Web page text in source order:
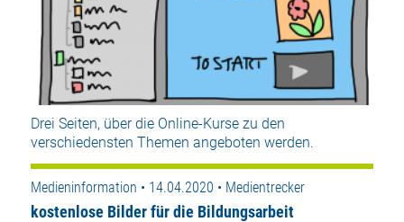
Drei Seiten, über die Online-Kurse zu den
verschiedensten Themen angeboten werden.
Medieninformation • 14.04.2020 • Medientrecker
kostenlose Bilder für die Bildungsarbeit